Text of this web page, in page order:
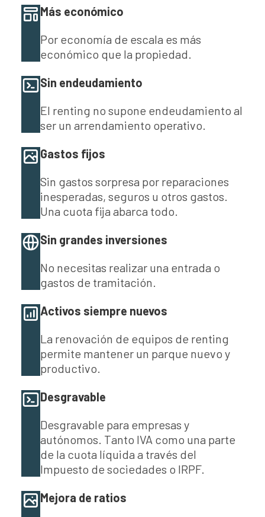
Más económico
Por economía de escala es más
económico que la propiedad.
Sin endeudamiento
El renting no supone endeudamiento al
ser un arrendamiento operativo.
Gastos fijos
Sin gastos sorpresa por reparaciones
inesperadas, seguros u otros gastos.
Una cuota fija abarca todo.
Sin grandes inversiones
No necesitas realizar una entrada o
gastos de tramitación.
Activos siempre nuevos
La renovación de equipos de renting
permite mantener un parque nuevo y
productivo.
Desgravable
Desgravable para empresas y
autónomos. Tanto IVA como una parte
de la cuota líquida a través del
Impuesto de sociedades o IRPF.
Mejora de ratios